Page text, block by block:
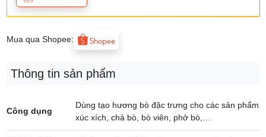
Mua qua Shopee:
Thông tin sản phẩm
Công dụng
Dùng tạo hương bò đặc trưng cho các sản phẩm
xúc xích, chả bò, bò viên, phở bò,…